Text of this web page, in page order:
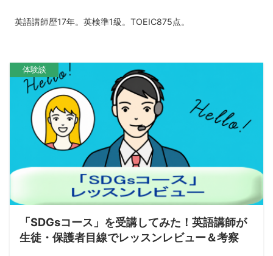
英語講師歴17年。英検準1級。TOEIC875点。
体験談
「SDGsコース」を受講してみた！英語講師が
生徒・保護者目線でレッスンレビュー＆考察